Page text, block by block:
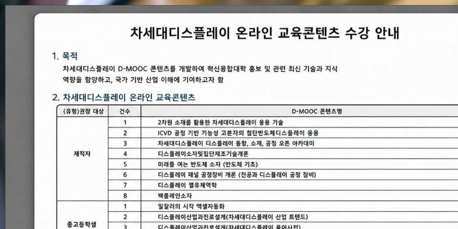
사업소개 교육과정 학생지원